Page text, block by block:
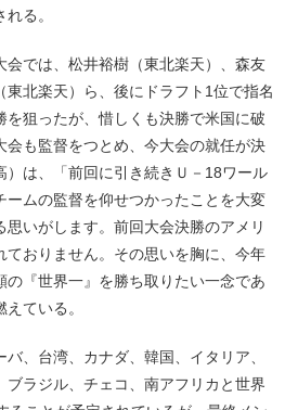
る。
では、松井裕樹（東北楽天）、森友
北楽天）ら、後にドラフト1位で指名
を狙ったが、惜しくも決勝で米国に破
会も監督をつとめ、今大会の就任が決
）は、「前回に引き続きＵ－18ワール
ームの監督を仰せつかったことを大変
いがします。前回大会決勝のアメリ
ておりません。その思いを胸に、今年
『世界一』を勝ち取りたい一念であ
ている。
、台湾、カナダ、韓国、イタリア、
ブラジル、チェコ、南アフリカと世界